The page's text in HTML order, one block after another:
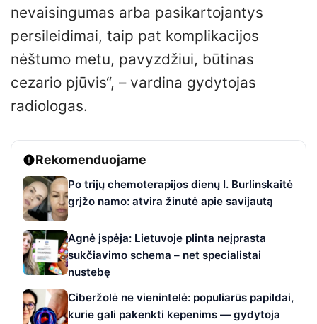
nevaisingumas arba pasikartojantys
persileidimai, taip pat komplikacijos
nėštumo metu, pavyzdžiui, būtinas
cezario pjūvis“, – vardina gydytojas
radiologas.
Rekomenduojame
Po trijų chemoterapijos dienų I. Burlinskaitė
grįžo namo: atvira žinutė apie savijautą
Agnė įspėja: Lietuvoje plinta neįprasta
sukčiavimo schema – net specialistai
nustebę
Ciberžolė ne vienintelė: populiarūs papildai,
kurie gali pakenkti kepenims — gydytoja